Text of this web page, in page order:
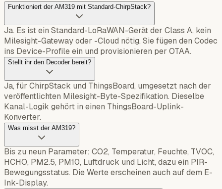
Funktioniert der AM319 mit Standard-ChirpStack?
Ja. Es ist ein Standard-LoRaWAN-Gerät der Class A, kein
Milesight-Gateway oder -Cloud nötig. Sie fügen den Codec
ins Device-Profile ein und provisionieren per OTAA.
Stellt ihr den Decoder bereit?
Ja, für ChirpStack und ThingsBoard, umgesetzt nach der
veröffentlichten Milesight-Byte-Spezifikation. Dieselbe
Kanal-Logik gehört in einen ThingsBoard-Uplink-
Konverter.
Was misst der AM319?
Bis zu neun Parameter: CO2, Temperatur, Feuchte, TVOC,
HCHO, PM2.5, PM10, Luftdruck und Licht, dazu ein PIR-
Bewegungsstatus. Die Werte erscheinen auch auf dem E-
Ink-Display.